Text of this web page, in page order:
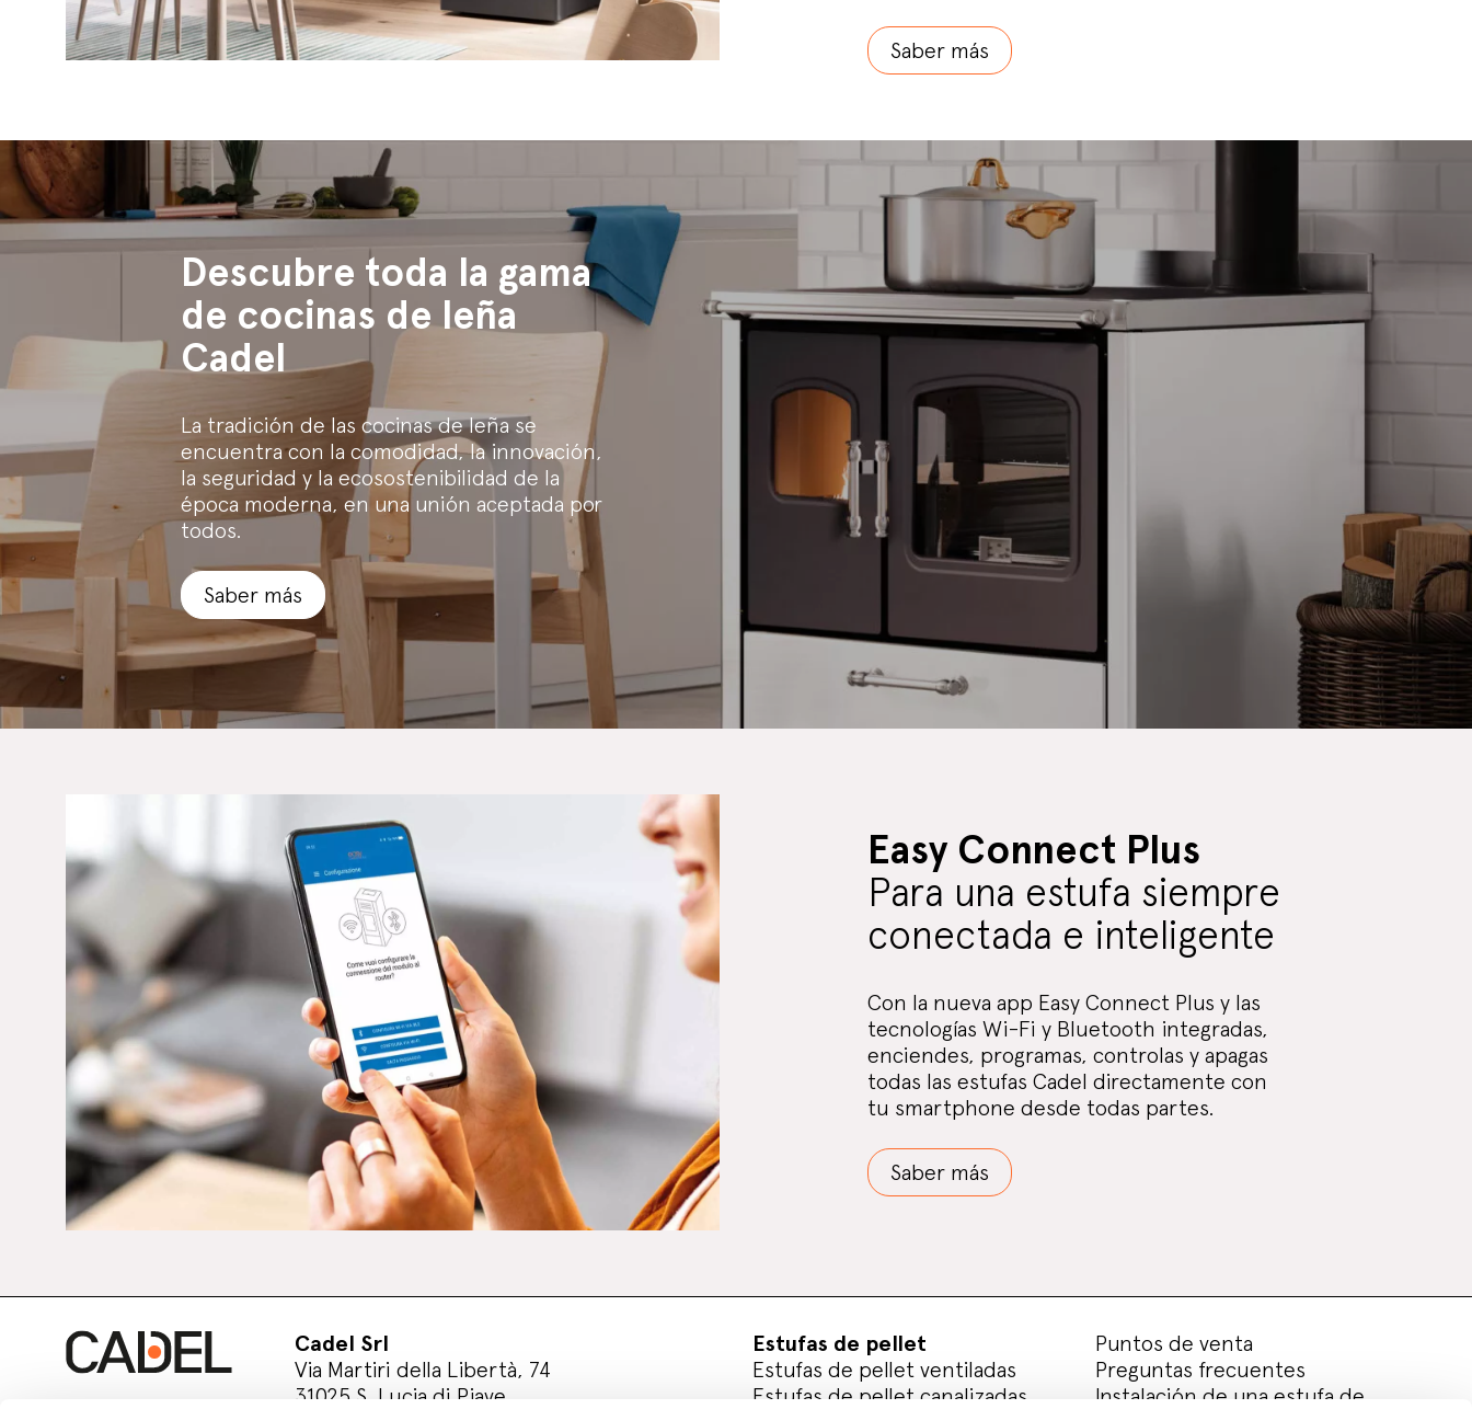
Saber más
Descubre toda la gama
de cocinas de leña
Cadel
La tradición de las cocinas de leña se
encuentra con la comodidad, la innovación,
la seguridad y la ecosostenibilidad de la
época moderna, en una unión aceptada por
todos.
Saber más
Easy Connect Plus
Para una estufa siempre
conectada e inteligente
Con la nueva app Easy Connect Plus y las
tecnologías Wi-Fi y Bluetooth integradas,
enciendes, programas, controlas y apagas
todas las estufas Cadel directamente con
tu smartphone desde todas partes.
Saber más
Cadel Srl
Via Martiri della Libertà, 74
31025 S. Lucia di Piave
Estufas de pellet
Estufas de pellet ventiladas
Estufas de pellet canalizadas
Puntos de venta
Preguntas frecuentes
Instalación de una estufa de